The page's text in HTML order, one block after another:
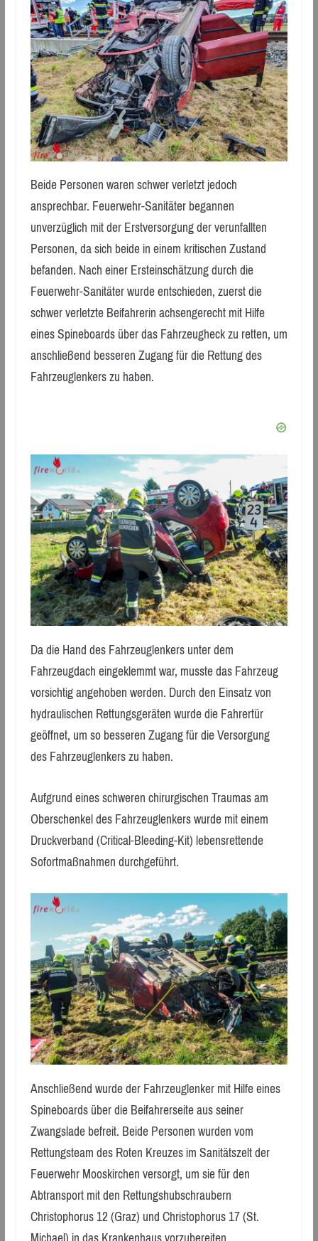
Beide Personen waren schwer verletzt jedoch
ansprechbar. Feuerwehr-Sanitäter begannen
unverzüglich mit der Erstversorgung der verunfallten
Personen, da sich beide in einem kritischen Zustand
befanden. Nach einer Ersteinschätzung durch die
Feuerwehr-Sanitäter wurde entschieden, zuerst die
schwer verletzte Beifahrerin achsengerecht mit Hilfe
eines Spineboards über das Fahrzeugheck zu retten, um
anschließend besseren Zugang für die Rettung des
Fahrzeuglenkers zu haben.
Da die Hand des Fahrzeuglenkers unter dem
Fahrzeugdach eingeklemmt war, musste das Fahrzeug
vorsichtig angehoben werden. Durch den Einsatz von
hydraulischen Rettungsgeräten wurde die Fahrertür
geöffnet, um so besseren Zugang für die Versorgung
des Fahrzeuglenkers zu haben.
Aufgrund eines schweren chirurgischen Traumas am
Oberschenkel des Fahrzeuglenkers wurde mit einem
Druckverband (Critical-Bleeding-Kit) lebensrettende
Sofortmaßnahmen durchgeführt.
Anschließend wurde der Fahrzeuglenker mit Hilfe eines
Spineboards über die Beifahrerseite aus seiner
Zwangslade befreit. Beide Personen wurden vom
Rettungsteam des Roten Kreuzes im Sanitätszelt der
Feuerwehr Mooskirchen versorgt, um sie für den
Abtransport mit den Rettungshubschraubern
Christophorus 12 (Graz) und Christophorus 17 (St.